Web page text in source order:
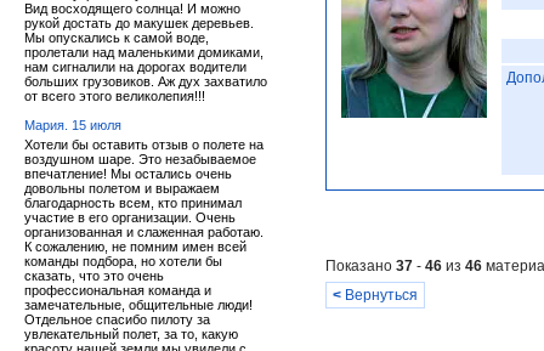
Вид восходящего солнца! И можно
рукой достать до макушек деревьев.
Мы опускались к самой воде,
пролетали над маленькими домиками,
нам сигналили на дорогах водители
больших грузовиков. Аж дух захватило
от всего этого великолепия!!!
Мария. 15 июля
Хотели бы оставить отзыв о полете на
воздушном шаре. Это незабываемое
впечатление! Мы остались очень
довольны полетом и выражаем
благодарность всем, кто принимал
участие в его организации. Очень
организованная и слаженная работаю.
К сожалению, не помним имен всей
команды подбора, но хотели бы
сказать, что это очень
профессиональная команда и
замечательные, общительные люди!
Отдельное спасибо пилоту за
увлекательный полет, за то, какую
Показано 37 - 46 из 46
< Вернуться